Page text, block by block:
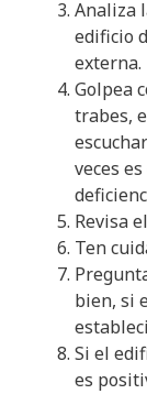
Analiza
edificio
externa.
Golpea
trabes,
veces
Revisa
Ten
bien, si
Si el
es